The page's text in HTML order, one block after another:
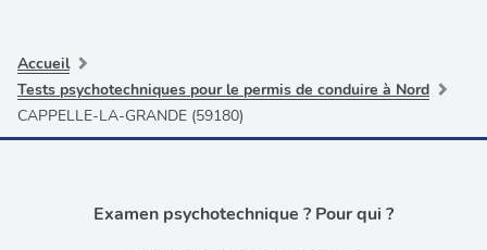
Accueil
Tests psychotechniques pour le permis de conduire à Nord
CAPPELLE-LA-GRANDE (59180)
Examen psychotechnique ? Pour qui ?